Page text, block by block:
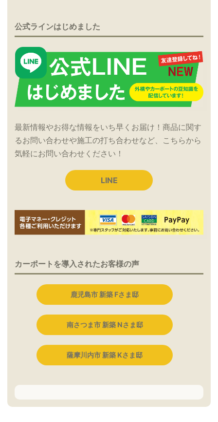
公式ラインはじめました
最新情報やお得な情報をいち早くお届け！商品に関す
るお問い合わせや施工の打ち合わせなど、こちらから
気軽にお問い合わせください！
LINE
カーポートを導入されたお客様の声
鹿児島市 新築 Fさま邸
南さつま市 新築 Nさま邸
薩摩川内市 新築 Kさま邸